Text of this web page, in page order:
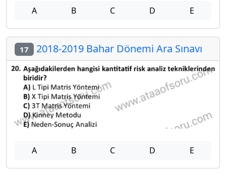
A B C D E
17 2018-2019 Bahar Dönemi Ara Sınavı
A B C D E